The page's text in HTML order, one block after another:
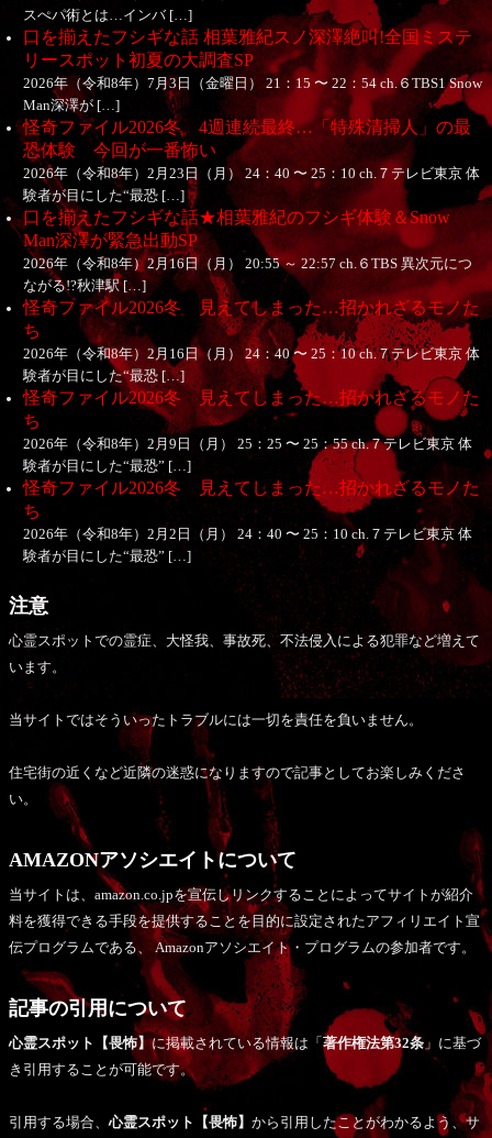
スぺパ術とは…インバ […]
口を揃えたフシギな話 相葉雅紀スノ深澤絶叫!全国ミステ
リースポット初夏の大調査SP
2026年（令和8年）7月3日（金曜日） 21：15 〜 22：54 ch.６TBS1 Snow
Man深澤が […]
怪奇ファイル2026冬 4週連続最終…「特殊清掃人」の最
恐体験 今回が一番怖い
2026年（令和8年）2月23日（月） 24：40 〜 25：10 ch.７テレビ東京 体
験者が目にした“最恐 […]
口を揃えたフシギな話★相葉雅紀のフシギ体験＆Snow
Man深澤が緊急出動SP
2026年（令和8年）2月16日（月） 20:55 ～ 22:57 ch.６TBS 異次元につ
ながる!?秋津駅 […]
怪奇ファイル2026冬 見えてしまった…招かれざるモノた
ち
2026年（令和8年）2月16日（月） 24：40 〜 25：10 ch.７テレビ東京 体
験者が目にした“最恐 […]
怪奇ファイル2026冬 見えてしまった…招かれざるモノた
ち
2026年（令和8年）2月9日（月） 25：25 〜 25：55 ch.７テレビ東京 体
験者が目にした“最恐” […]
怪奇ファイル2026冬 見えてしまった…招かれざるモノた
ち
2026年（令和8年）2月2日（月） 24：40 〜 25：10 ch.７テレビ東京 体
験者が目にした“最恐” […]
注意
心霊スポットでの霊症、大怪我、事故死、不法侵入による犯罪など増えて
います。
当サイトではそういったトラブルには一切を責任を負いません。
住宅街の近くなど近隣の迷惑になりますので記事としてお楽しみくださ
い。
AMAZONアソシエイトについて
当サイトは、amazon.co.jpを宣伝しリンクすることによってサイトが紹介
料を獲得できる手段を提供することを目的に設定されたアフィリエイト宣
伝プログラムである、 Amazonアソシエイト・プログラムの参加者です。
記事の引用について
心霊スポット【畏怖】に掲載されている情報は「 著作権法第32条」に基づ
き引用することが可能です。
引用する場合、心霊スポット【畏怖】 から引用したことがわかるよう、サ